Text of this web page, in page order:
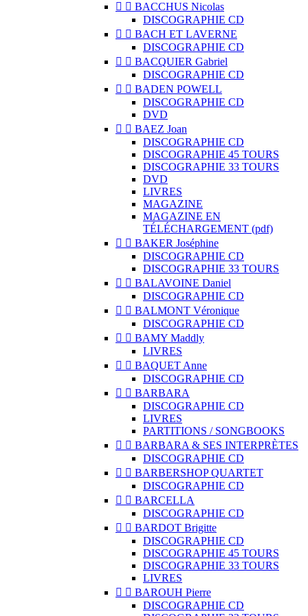
  BACCHUS Nicolas
DISCOGRAPHIE CD
  BACH ET LAVERNE
DISCOGRAPHIE CD
  BACQUIER Gabriel
DISCOGRAPHIE CD
  BADEN POWELL
DISCOGRAPHIE CD
DVD
  BAEZ Joan
DISCOGRAPHIE CD
DISCOGRAPHIE 45 TOURS
DISCOGRAPHIE 33 TOURS
DVD
LIVRES
MAGAZINE
MAGAZINE EN
TÉLÉCHARGEMENT (pdf)
  BAKER Joséphine
DISCOGRAPHIE CD
DISCOGRAPHIE 33 TOURS
  BALAVOINE Daniel
DISCOGRAPHIE CD
  BALMONT Véronique
DISCOGRAPHIE CD
  BAMY Maddly
LIVRES
  BAQUET Anne
DISCOGRAPHIE CD
  BARBARA
DISCOGRAPHIE CD
LIVRES
PARTITIONS / SONGBOOKS
  BARBARA & SES INTERPRÈTES
DISCOGRAPHIE CD
  BARBERSHOP QUARTET
DISCOGRAPHIE CD
  BARCELLA
DISCOGRAPHIE CD
  BARDOT Brigitte
DISCOGRAPHIE CD
DISCOGRAPHIE 45 TOURS
DISCOGRAPHIE 33 TOURS
LIVRES
  BAROUH Pierre
DISCOGRAPHIE CD